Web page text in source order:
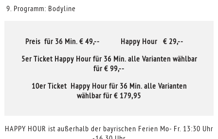
9. Programm: Bodyline
Preis für 36 Min. € 49,-- Happy Hour € 29,--
5er Ticket Happy Hour für 36 Min. alle Varianten wählbar
für € 99,--
10er Ticket Happy Hour für 36 Min. alle Varianten
wählbar für € 179,95
HAPPY HOUR ist außerhalb der bayrischen Ferien Mo- Fr. 13:30 Uhr